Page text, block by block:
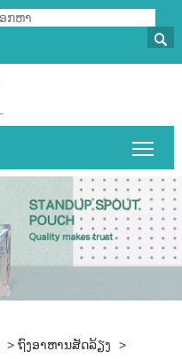

> ຖົງອາຫານສັດລ້ຽງ
>